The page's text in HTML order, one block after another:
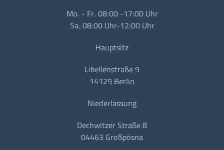
Mo. - Fr. 08:00 -17:00 Uhr
Sa. 08:00 Uhr-12:00 Uhr
Hauptsitz
Libellenstraße 9
14129 Berlin
Niederlassung
Dechwitzer Straße 8
04463 Großpösna